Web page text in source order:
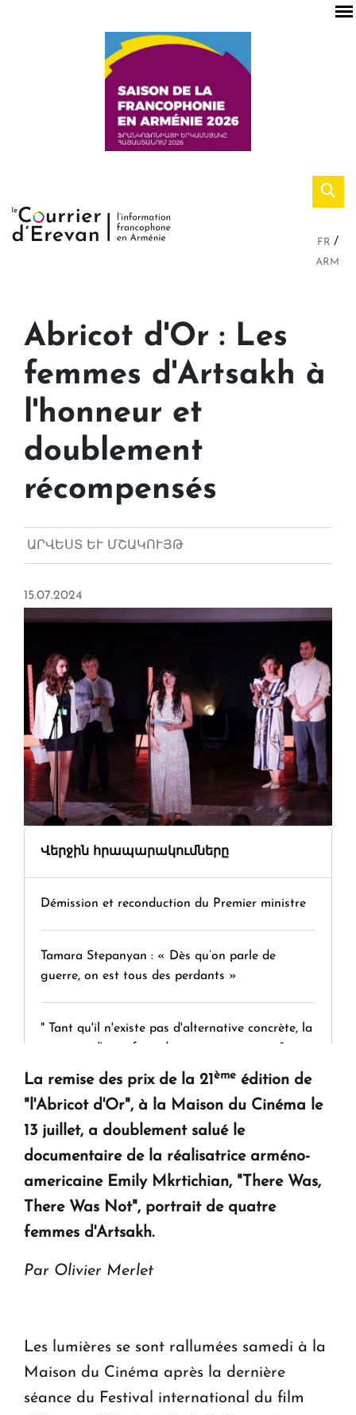
FR
ARM
Abricot d'Or : Les
femmes d'Artsakh à
l'honneur et
doublement
récompensés
ԱՐՎԵՍՏ ԵՒ ՄՇԱԿՈՒՅԹ
15.07.2024
Վերջին հրապարակումները
Démission et reconduction du Premier ministre
Tamara Stepanyan : « Dès qu’on parle de
guerre, on est tous des perdants »
" Tant qu'il n'existe pas d'alternative concrète, la
KASA : 30 ans d'audace, de résilience et d'avenir
en Arménie
Le premier hôtel Hyatt Regency d'Arménie
ouvrira ses portes à Dilijan
La remise des prix de la 21ème édition de
"l'Abricot d'Or", à la Maison du Cinéma le
13 juillet, a doublement salué le
documentaire de la réalisatrice arméno-
americaine Emily Mkrtichian, "There Was,
There Was Not", portrait de quatre
femmes d'Artsakh.
Par Olivier Merlet
Les lumières se sont rallumées samedi à la
Maison du Cinéma après la dernière
séance du Festival international du film